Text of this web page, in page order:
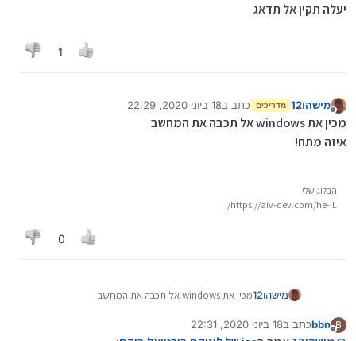
יעלה תקין אל תדאג
1
מישהו12 מדריכים כתב ב18 ביוני 2020, 22:29
נערך לאחרונה על ידי
מכין את windows אל תכבה את המחשב
איזה מתח!
הבלוג שלי
https://aiv-dev.com/he-IL/
0
מישהו12
מכין את windows אל תכבה את המחשב
B
bbnכתב ב18 ביוני 2020, 22:31
נערך לאחרונה על ידי